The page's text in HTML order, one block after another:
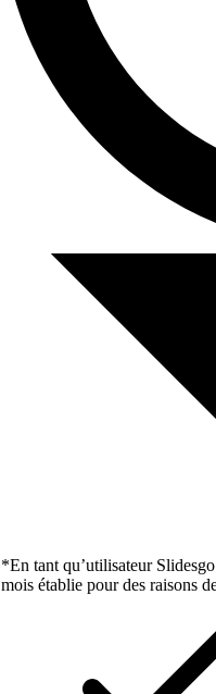
*En tant qu’utilisateur
mois établie pour des raisons